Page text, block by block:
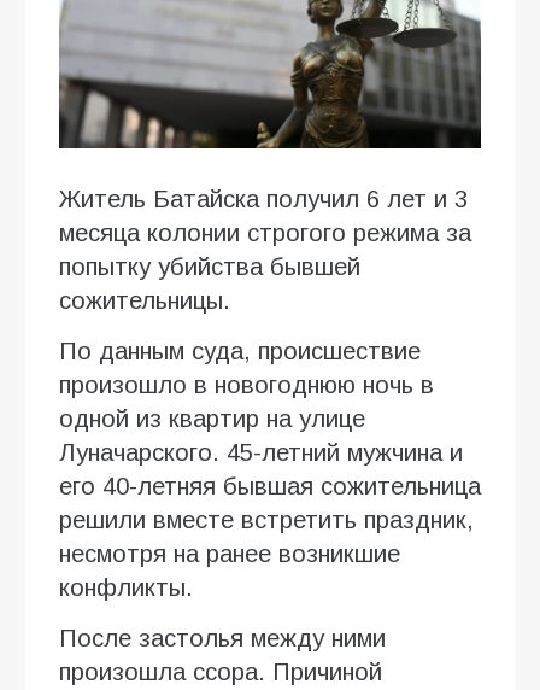
Житель Батайска получил 6 лет и 3
месяца колонии строгого режима за
попытку убийства бывшей
сожительницы.
По данным суда, происшествие
произошло в новогоднюю ночь в
одной из квартир на улице
Луначарского. 45-летний мужчина и
его 40-летняя бывшая сожительница
решили вместе встретить праздник,
несмотря на ранее возникшие
конфликты.
После застолья между ними
произошла ссора. Причиной